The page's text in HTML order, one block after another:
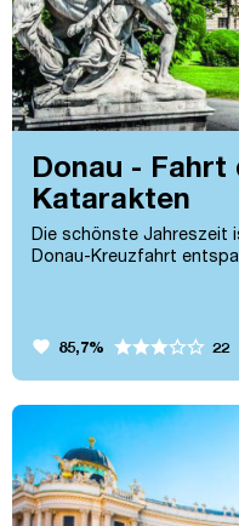
Donau - Fahrt
Katarakten
Die schönste Jahreszeit
Donau-Kreuzfahrt
favorite 85,7% 22